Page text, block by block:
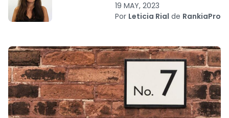
19 MAY, 2023
Por Leticia Rial de RankiaPro